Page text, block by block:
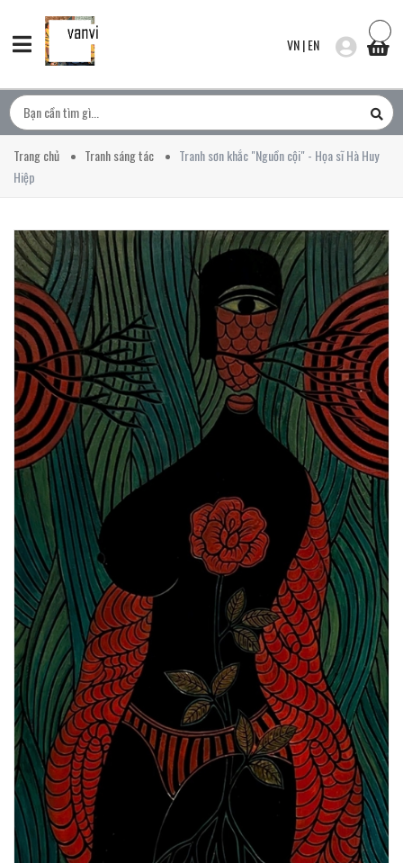
VN|EN
Trang chủ Tranh sáng tác
Tranh sơn khắc "Nguồn cội" - Họa sĩ Hà Huy
Hiệp